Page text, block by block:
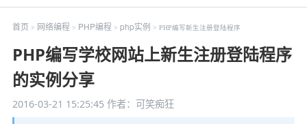
教程
平面 服务器
首页 > 网络编程 > PHP编程 > php实例 > PHP编写新生注册登陆程序
PHP编写学校网站上新生注册登陆程序
的实例分享
2016-03-21 15:25:45作者：可笑痴狂